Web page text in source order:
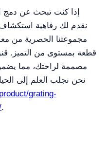
إذا كنت تبحث عن دمج
مجموعتنا الحصرية من
قطعة بمستوى من التميز.
مصممة لراحتك، مما يضمن
نحن نجلب العلم إلى
grating-
.